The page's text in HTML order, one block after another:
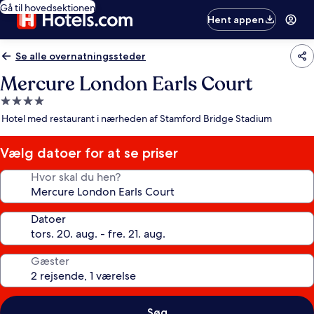
Gå til hovedsektionen
Hent appen
Se alle overnatningssteder
Mercure London Earls Court
4.0-
stjernet
Hotel med restaurant i nærheden af Stamford Bridge Stadium
Vælg datoer for at se priser
Hvor skal du hen?
Datoer
Gæster